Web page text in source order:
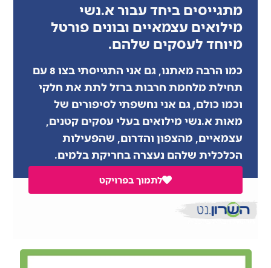
מתגייסים ביחד עבור א.נשי
מילואים עצמאיים ובונים פורטל
מיוחד לעסקים שלהם.
כמו הרבה מאתנו, גם אני התגייסתי בצו 8 עם
תחילת מלחמת חרבות ברזל לתת את חלקי
וכמו כולם, גם אני נחשפתי לסיפורים של
מאות א.נשי מילואים בעלי עסקים קטנים,
עצמאיים, מהצפון והדרום, שהפעילות
הכלכלית שלהם נעצרה בחריקת בלמים.
לתמוך בפרויקט